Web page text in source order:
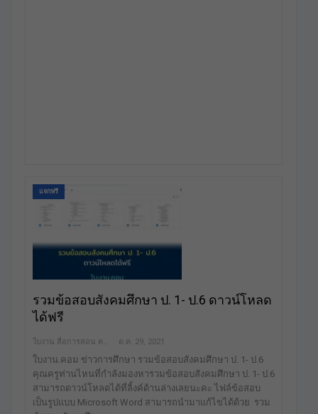
แจกฟรี
รวมข้อสอบสังคมศึกษา ป. 1- ป.6 ดาวน์โหลด
ได้ฟรี
ต.ค. 29, 2021
ใบงาน.คอม ข่าวการศึกษา รวมข้อสอบสังคมศึกษา ป. 1- ป.6
คุณครูท่านไหนที่กำลังมองหารวมข้อสอบสังคมศึกษา ป. 1- ป.6
สามารถดาวน์โหลดได้ที่ลิ้งค์ด้านล่างเลยนะคะ ไฟล์ข้อสอบ
เป็นรูปแบบ Microsoft Word สามารถนำมาแก้ไขได้ด้วย รวม